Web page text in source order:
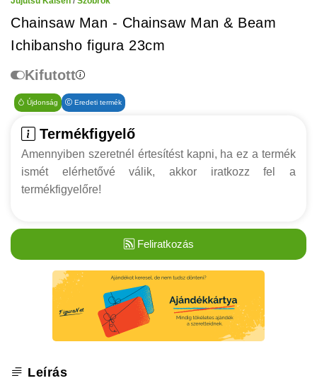
Chainsaw Man - Chainsaw Man & Beam
Ichibansho figura 23cm
Kifutott
Újdonság Eredeti termék
Termékfigyelő
Amennyiben szeretnél értesítést kapni, ha ez a termék
ismét elérhetővé válik, akkor iratkozz fel a
termékfigyelőre!
Feliratkozás
Leírás